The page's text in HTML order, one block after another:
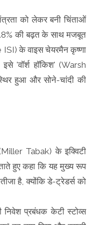
को लेकर बनी चिंताओं
की बढ़त के साथ मजबूत
के वाइस चेयरमैन कृष्णा
'वॉर्श हॉकिश' (Warsh
हुआ और सोने-चांदी की
Tabak) के इक्विटी
हुए कहा कि यह मुख्य रूप
है, क्योंकि डे-ट्रेडर्स को
प्रबंधक केटी स्टोव्स